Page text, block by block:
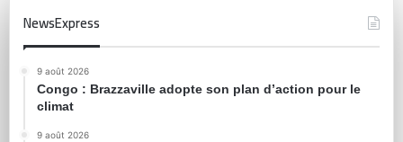
NewsExpress
9 août 2026
Congo : Brazzaville adopte son plan d’action pour le
climat
9 août 2026